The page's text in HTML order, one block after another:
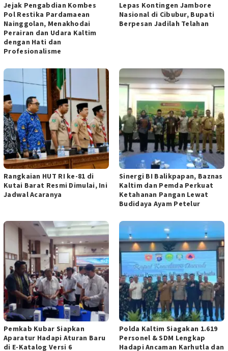
Jejak Pengabdian Kombes
Pol Restika Pardamaean
Nainggolan, Menakhodai
Perairan dan Udara Kaltim
dengan Hati dan
Profesionalisme
Lepas Kontingen Jambore
Nasional di Cibubur, Bupati
Berpesan Jadilah Telahan
Rangkaian HUT RI ke-81 di
Kutai Barat Resmi Dimulai, Ini
Jadwal Acaranya
Sinergi BI Balikpapan, Baznas
Kaltim dan Pemda Perkuat
Ketahanan Pangan Lewat
Budidaya Ayam Petelur
Pemkab Kubar Siapkan
Aparatur Hadapi Aturan Baru
di E-Katalog Versi 6
Polda Kaltim Siagakan 1.619
Personel & SDM Lengkap
Hadapi Ancaman Karhutla dan